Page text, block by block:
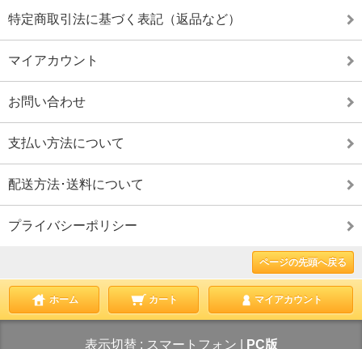
特定商取引法に基づく表記（返品など）
マイアカウント
お問い合わせ
支払い方法について
配送方法･送料について
プライバシーポリシー
ページの先頭へ戻る
ホーム カート マイアカウント
表示切替 : スマートフォン PC版